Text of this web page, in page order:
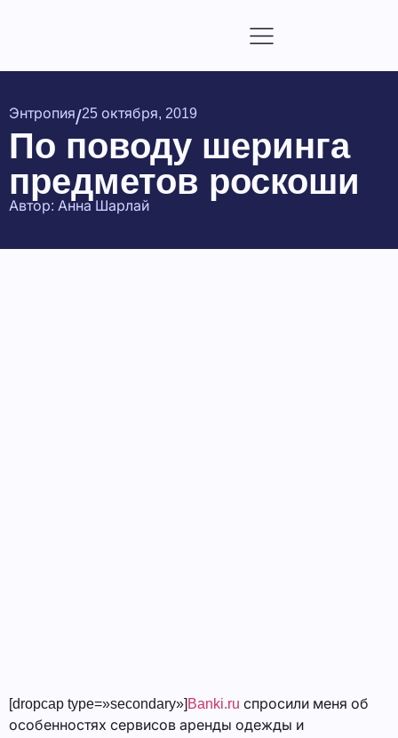
Энтропия/25 октября, 2019
По поводу шеринга
предметов роскоши
Автор: Анна Шарлай
[dropcap type=»secondary»] Banki.ru спросили меня об
особенностях сервисов аренды одежды и